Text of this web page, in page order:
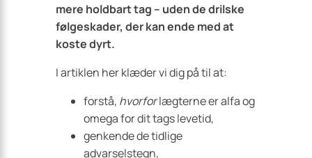
mere holdbart tag – uden de drilske
følgeskader, der kan ende med at
koste dyrt.
I artiklen her klæder vi dig på til at:
forstå, hvorforlægterne er alfa og
omega for dit tags levetid,
genkende de tidlige
advarselstegn,